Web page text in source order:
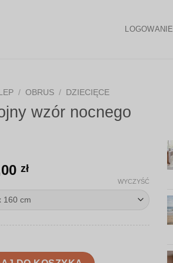
LOGOWANIE
/ OBRUS / DZIECIĘCE
wzór nocnego
złZakres
od
108,00 zł
do
WYCZYŚĆ
nocnego nieba | D046